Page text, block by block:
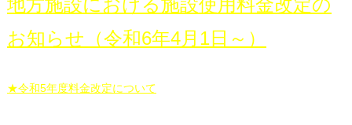
地方施設における施設使用料金改定の
お知らせ（令和6年4月1日～）
★令和5年度料金改定について